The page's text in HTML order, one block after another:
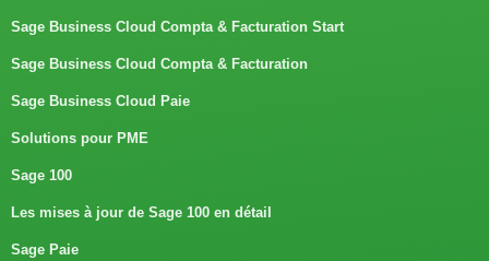
Sage Business Cloud Compta & Facturation Start
Sage Business Cloud Compta & Facturation
Sage Business Cloud Paie
Solutions pour PME
Sage 100
Les mises à jour de Sage 100 en détail
Sage Paie